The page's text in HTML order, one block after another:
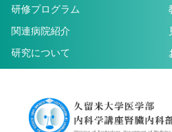
研修プログラム
関連病院紹介
研究について